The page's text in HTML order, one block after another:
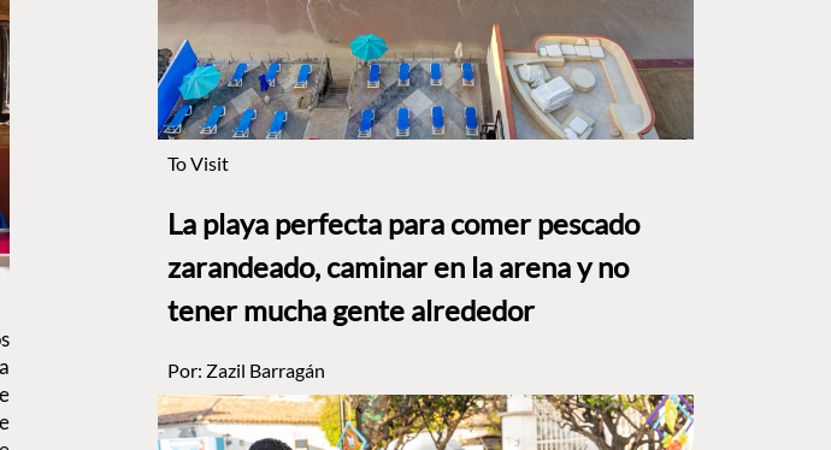
To Visit
La playa perfecta para comer pescado
zarandeado, caminar en la arena y no
tener mucha gente alrededor
Por: Zazil Barragán